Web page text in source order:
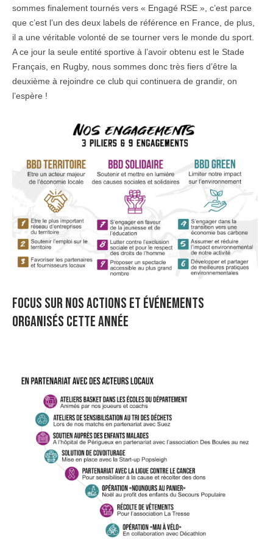
sommes finalement tournés vers « Engagé RSE », c’est parce
que c’est l’un des deux labels de référence en France, de plus,
il a une véritable volonté de se tourner vers le monde du sport.
A ce jour la seule entité sportive à l’avoir obtenu est le Stade
Français, en Rugby, nous sommes donc très fiers d’être la
deuxième à rejoindre ce club qui continuera de grandir, on
l’espère !
FOCUS SUR NOS ACTIONS ET ÉVÉNEMENTS
ORGANISÉS CETTE ANNÉE